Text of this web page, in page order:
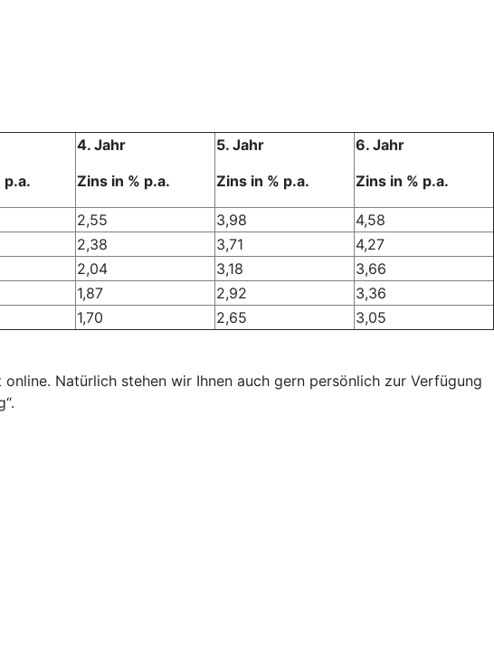
p.a.
4. Jahr
Zins in % p.a.
5. Jahr
Zins in % p.a.
6. Jahr
Zins in % p.a.
2,55 3,98
4,58
2,38 3,71
4,27
2,04 3,18
3,66
1,87 2,92
3,36
1,70 2,65 3,05
Natürlich stehen wir Ihnen auch gern persönlich zur Verfügung